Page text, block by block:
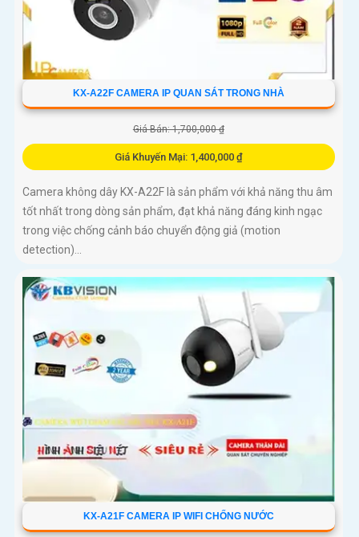
KX-A22F CAMERA IP QUAN SÁT TRONG NHÀ
Giá Bán: 1,700,000 ₫
Giá Khuyến Mại: 1,400,000 ₫
Camera không dây KX-A22F là sản phẩm với khả năng thu âm
tốt nhất trong dòng sản phẩm, đạt khả năng đáng kinh ngạc
trong việc chống cảnh báo chuyển động giả (motion
detection)...
KX-A21F CAMERA IP WIFI CHỐNG NƯỚC